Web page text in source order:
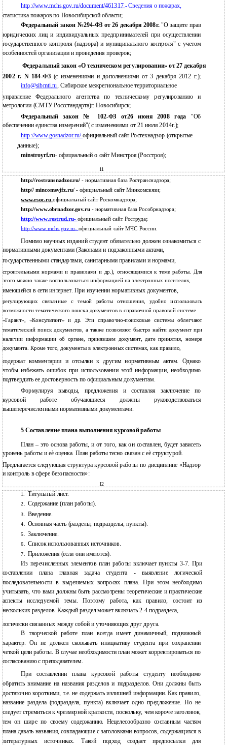
http://www.mchs.gov.ru/document/461317 -Сведения о пожарах,
статистика пожаров по Новосибирской области;
Федеральный закон №294-ФЗ от 26 декабря 2008г. "О защите прав
юридических лиц и индивидуальных предпринимателей при осуществлении
государственного контроля (надзора) и муниципального контроля" с учетом
особенностей организации и проведения проверок;
Федеральный закон «О техническом регулировании» от 27 декабря
2002 г. N 184-ФЗ (с изменениями и дополнениями от 3 декабря 2012 г.);
info@sibmti.ru, Сибирское межрегиональное территориальное
управление Федерального агентства по техническому регулированию и
метрологии (СМТУ Россстандарта)г. Новосибирск;
Федеральный закон № 102-ФЗ от26 июня 2008 года "Об
обеспечении единства измерений"( с изменениями от 21 июля 2014г.);
http://www.gosnadzor.ru/официальный сайт Ростехнадзор (открытые
данные);
minstroyrf.ru- официальный о сайт Минстроя (Росстроя);
11
http://rostransnadzor.ru/- нормативная база Ространснадзора;
http// mincomsvjfz.ru/ - официальный сайт Минкомсвязи;
www.rsoc.ruофициальный сайт Роскомнадзора;
http://www.obrnadzor.gov.ru - нормативная база Рособрнадзора;
http://www.rostrud.ru- официальный сайт Роструда;
http://www.mchs.gov.ru- официальный сайт МЧС России.
Помимо научных изданий студент обязательно должен ознакомиться с
нормативными документами (Законами и подзаконными актами,
государственными стандартами, санитарными правилами и нормами,
строительными нормами и правилами и др.), относящимися к теме работы. Для
этого можно также воспользоваться информацией на электронных носителях,
имеющейся в сети интернет. При изучении нормативных документов,
регулирующих связанные с темой работы отношения, удобно использовать
возможности тематического поиска документов в справочной правовой системе
«Гарант», «Консультант» и др. Эти справочно-поисковые системы облегчают
тематический поиск документов, а также позволяют быстро найти документ при
наличии информации об органе, принявшем документ, дате принятия, номере
документа. Кроме того, документы в электронных системах, как правило,
содержат комментарии и отсылки к другим нормативным актам. Однако
чтобы избежать ошибок при использовании этой информации, необходимо
подтвердить ее достоверность по официальным документам.
Формулируя выводы, предложения и составляя заключение по
курсовой работе обучающиеся должны руководствоваться
вышеперечисленными нормативными документами.
5 Составление плана выполнения курсовой работы
План – это основа работы, и от того, как он составлен, будет зависеть
уровень работы и еѐ оценка. План работы тесно связан с еѐ структурой.
Предлагается следующая структура курсовой работы по дисциплине «Надзор
и контроль в сфере безопасности»:
12
1.
Титульный лист.
2. Содержание (план работы).
3. Введение.
4. Основная часть (разделы, подразделы, пункты).
5. Заключение.
6. Список использованных источников.
7. Приложения (если они имеются).
Из перечисленных элементов план работы включает пункты 3-7. При
составлении плана главная задача студента - выявление логической
последовательности в выделяемых вопросах плана. При этом необходимо
учитывать, что вами должны быть рассмотрены теоретические и практические
аспекты исследуемой темы. Поэтому работа, как правило, состоит из
нескольких разделов. Каждый раздел может включать 2-4 подраздела,
логически связанных между собой и уточняющих друг друга.
В творческой работе план всегда имеет динамичный, подвижный
характер. Он не должен сковывать инициативу студента при сохранении
четкой цели работы. В случае необходимости план может корректироваться по
согласованию с преподавателем.
При составлении плана курсовой работы студенту необходимо
обратить внимание на названия разделов и подразделов. Они должны быть
достаточно короткими, т.е. не содержать излишней информации. Как правило,
название раздела (подраздела, пункта) включает одно предложение. Но не
следует стремиться к чрезмерной краткости, поскольку, чем короче заголовок,
тем он шире по своему содержанию. Нецелесообразно составным частям
плана давать названия, совпадающие с заголовками вопросов, содержащихся в
литературных источниках. Такой подход создает предпосылки для